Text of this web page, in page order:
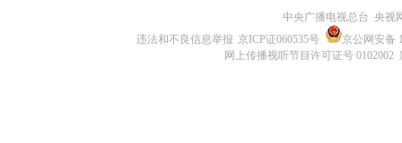
中央广播电视总台 央视
违法和不良信息举报 京ICP证060535号
京公网安备
网上传播视听节目许可证号 0102002